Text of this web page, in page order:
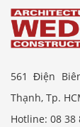
561 Điện
Thạnh, Tp.
Hotline: 08 38